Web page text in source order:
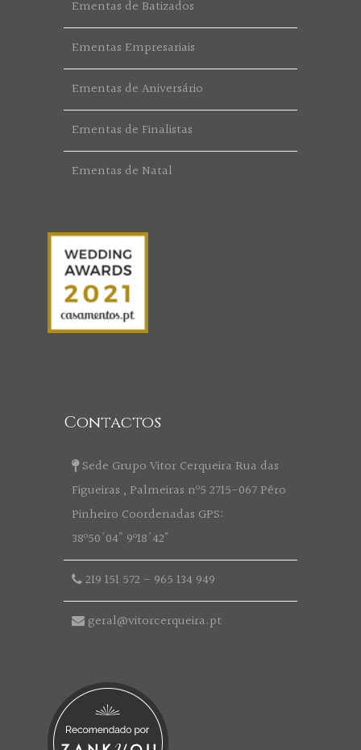
Ementas de Batizados
Ementas Empresariais
Ementas de Aniversário
Ementas de Finalistas
Ementas de Natal
Contactos
Sede Grupo Vitor Cerqueira Rua das
Figueiras , Palmeiras nº5 2715-067 Pêro
Pinheiro Coordenadas GPS:
38º50'04" 9º18'42"
219 151 572 - 965 134 949
geral@vitorcerqueira.pt